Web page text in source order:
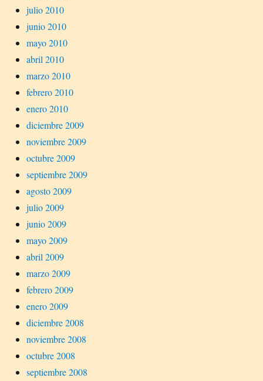
julio 2010
junio 2010
mayo 2010
abril 2010
marzo 2010
febrero 2010
enero 2010
diciembre 2009
noviembre 2009
octubre 2009
septiembre 2009
agosto 2009
julio 2009
junio 2009
mayo 2009
abril 2009
marzo 2009
febrero 2009
enero 2009
diciembre 2008
noviembre 2008
octubre 2008
septiembre 2008